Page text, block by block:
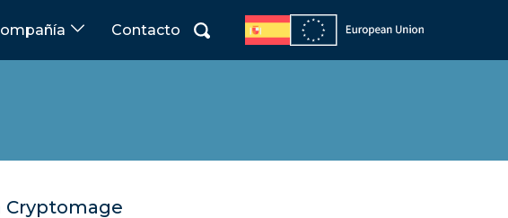
Contacto